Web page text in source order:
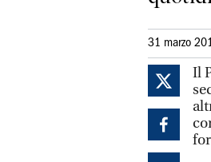
31 marzo
Il